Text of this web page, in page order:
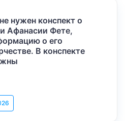
нужен конспект о
Афанасии Фете,
о его
В конспекте